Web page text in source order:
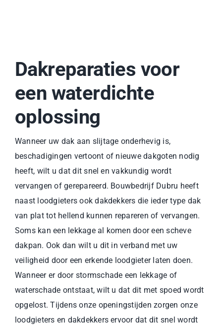
Dakreparaties voor
een waterdichte
oplossing
Wanneer uw dak aan slijtage onderhevig is,
beschadigingen vertoont of nieuwe dakgoten nodig
heeft, wilt u dat dit snel en vakkundig wordt
vervangen of gerepareerd. Bouwbedrijf Dubru heeft
naast loodgieters ook dakdekkers die ieder type dak
van plat tot hellend kunnen repareren of vervangen.
Soms kan een lekkage al komen door een scheve
dakpan. Ook dan wilt u dit in verband met uw
veiligheid door een erkende loodgieter laten doen.
Wanneer er door stormschade een lekkage of
waterschade ontstaat, wilt u dat dit met spoed wordt
opgelost. Tijdens onze openingstijden zorgen onze
loodgieters en dakdekkers ervoor dat dit snel wordt